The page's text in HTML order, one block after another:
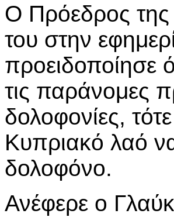
Ο Πρόεδρος
του στην
προειδοποίησε
τις παράνομες
δολοφονίες,
Κυπριακό λαό
δολοφόνο.
Ανέφερε ο